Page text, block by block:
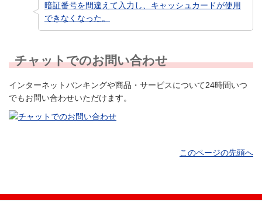
暗証番号を間違えて入力し、キャッシュカードが使用
できなくなった。
チャットでのお問い合わせ
インターネットバンキングや商品・サービスについて24時間いつ
でもお問い合わせいただけます。
このページの先頭へ